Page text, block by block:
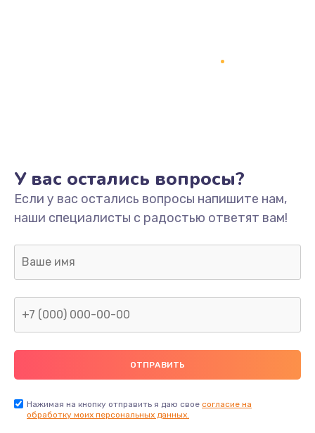
У вас остались вопросы?
Если у вас остались вопросы напишите нам,
наши специалисты с радостью ответят вам!
Нажимая на кнопку отправить я даю свое согласие на
обработку моих персональных данных.